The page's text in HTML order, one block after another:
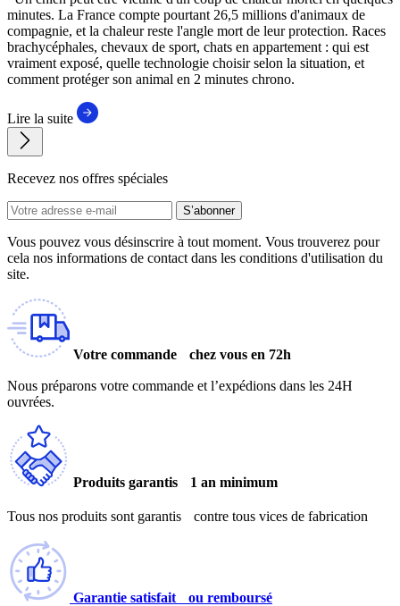
minutes. La France compte pourtant 26,5 millions d'animaux de
compagnie, et la chaleur reste l'angle mort de leur protection. Races
brachycéphales, chevaux de sport, chats en appartement : qui est
vraiment exposé, quelle technologie choisir selon la situation, et
comment protéger son animal en 2 minutes chrono.
Lire la suite
Recevez nos offres spéciales
S’abonner
Vous pouvez vous désinscrire à tout moment. Vous trouverez pour
cela nos informations de contact dans les conditions d'utilisation du
site.
Votre commande chez vous en 72h
Nous préparons votre commande et l’expédions dans les 24H
ouvrées.
Produits garantis 1 an minimum
Tous nos produits sont garantis contre tous vices de fabrication
Garantie satisfait ou remboursé